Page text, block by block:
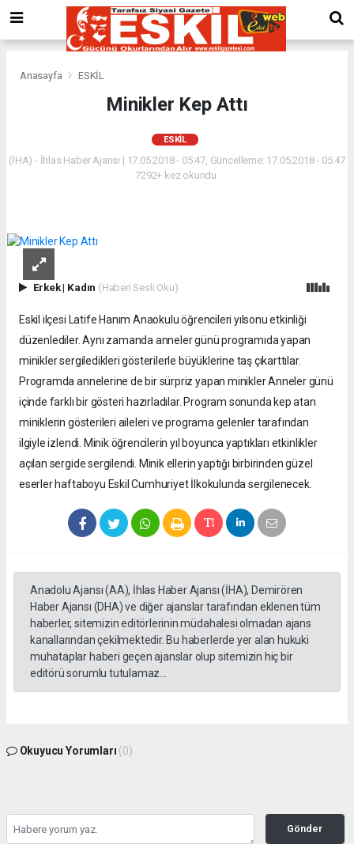
Anasayfa ESKİL
Minikler Kep Attı
ESKİL
(İHA) - İhlas Haber Ajansı | 17.05.2018 - 05:47, Güncelleme: 17.05.2018 - 05:47
7292+ kez okundu.
Erkek| Kadın (Haberi Sesli Oku)
Eskil ilçesi Latife Hanım Anaokulu öğrencileri yılsonu etkinliği
düzenlediler. Aynı zamanda anneler günü programıda yapan
minikler sergiledikleri gösterilerle büyüklerine taş çıkarttılar.
Programda annelerine de bir sürpriz yapan minikler Anneler günü
içinde farklı bir gösteri hazırladılar. Program sonunda kep atan
miniklerin gösterileri aileleri ve programa gelenler tarafından
ilgiyle izlendi. Minik öğrencilerin yıl boyunca yaptıkları etkinlikler
açılan sergide sergilendi. Minik ellerin yaptığı birbirinden güzel
eserler haftaboyu Eskil Cumhuriyet İlkokulunda sergilenecek.
Anadolu Ajansı (AA), İhlas Haber Ajansı (İHA), Demirören
Haber Ajansı (DHA) ve diğer ajanslar tarafından eklenen tüm
haberler, sitemizin editörlerinin müdahalesi olmadan ajans
kanallarından çekilmektedir. Bu haberlerde yer alan hukuki
muhataplar haberi geçen ajanslar olup sitemizin hiç bir
editörü sorumlu tutulamaz...
Okuyucu Yorumları (0)
Gönder